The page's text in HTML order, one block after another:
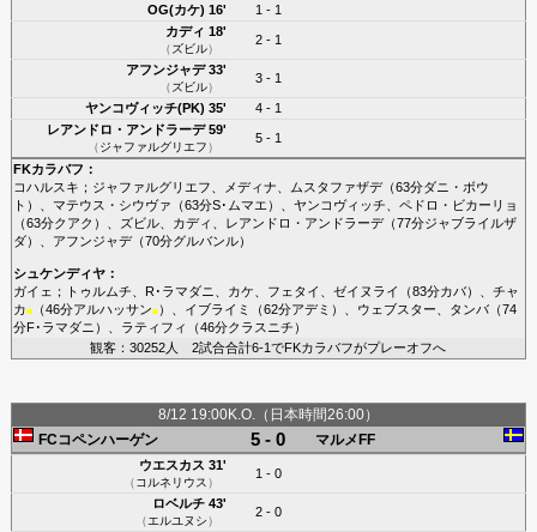
OG(カケ) 16'
1 - 1
カディ 18'
（ズビル）
2 - 1
アフンジャデ33'
（ズビル）
3 - 1
ヤンコヴィッチ(PK) 35'
4 - 1
レアンドロ・アンドラーデ59'
（ジャファルグリエフ）
5 - 1
FKカラバフ ：
コハルスキ ； ジャファルグリエフ メディナ ムスタファザデ（63分ダニ・ボウ
ト ）、 マテウス・シウヴァ （63分S･ムマエ ）、 ヤンコヴィッチ
ペドロ・ビカーリョ
（63分クアク ）、 ズビル、 カディ レアンドロ・アンドラーデ（77分ジャブライルザ
ダ）、 アフンジャデ（70分グルバンル）
シュケンディヤ：
ガイェ ； トゥルムチ R･ラマダニ カケ フェタイ ゼイヌライ （83分カバ）、 チャ
カ■（46分アルハッサン■）、 イブライミ （62分アデミ ）、 ウェブスター タンバ（74
分F･ラマダニ ）、 ラティフィ （46分クラスニチ ）
観客：30252人 2試合合計6-1でFKカラバフがプレーオフへ
8/12 19:00K.O.（日本時間26:00）
FCコペンハーゲン
5 - 0 マルメFF
ウエスカス 31'
（コルネリウス ）
1 - 0
ロベルチ43'
（エルユヌシ）
2 - 0